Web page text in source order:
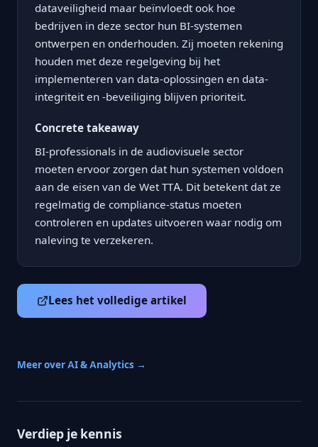
dataveiligheid maar beïnvloedt ook hoe
bedrijven in deze sector hun BI-systemen
ontwerpen en onderhouden. Zij moeten rekening
houden met deze regelgeving bij het
implementeren van data-oplossingen en data-
integriteit en -beveiliging blijven prioriteit.
Concrete takeaway
BI-professionals in de audiovisuele sector
moeten ervoor zorgen dat hun systemen voldoen
aan de eisen van de Wet TTA. Dit betekent dat ze
regelmatig de compliance-status moeten
controleren en updates uitvoeren waar nodig om
naleving te verzekeren.
Lees het volledige artikel
Meer over AI & Analytics →
Verdiep je kennis